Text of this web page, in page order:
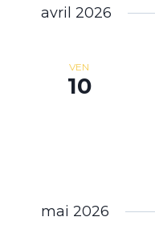
avril 2026
VEN
10
mai 2026